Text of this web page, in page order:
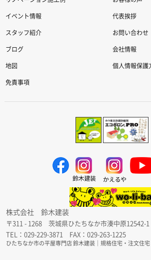
イベント情報 代表挨拶
スタッフ紹介 お問い合わせ
ブログ 会社情報
地図 個人情報保護
免責事項
株式会社 鈴木建装
〒311 - 1268 茨城県ひたちなか市湊中原
TEL：029-229-3871 FAX：029-263-1225
ひたちなか市の平屋専門店 鈴木建装｜規格住宅・注文住